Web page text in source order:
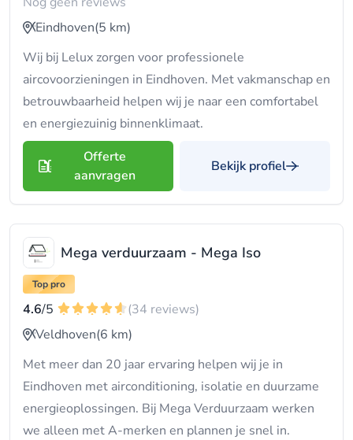
Eindhoven(5 km)
Wij bij Lelux zorgen voor professionele
aircovoorzieningen in Eindhoven. Met vakmanschap en
betrouwbaarheid helpen wij je naar een comfortabel
en energiezuinig binnenklimaat.
Offerte
aanvragen
Bekijk profiel
Mega verduurzaam - Mega Iso
Top pro
4.6/5
(34 reviews)
Veldhoven(6 km)
Met meer dan 20 jaar ervaring helpen wij je in
Eindhoven met airconditioning, isolatie en duurzame
energieoplossingen. Bij Mega Verduurzaam werken
we alleen met A-merken en plannen je snel in.